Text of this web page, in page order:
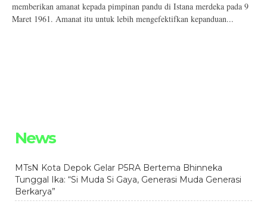
memberikan amanat kepada pimpinan pandu di Istana merdeka pada 9
Maret 1961. Amanat itu untuk lebih mengefektifkan kepanduan...
News
MTsN Kota Depok Gelar P5RA Bertema Bhinneka
Tunggal Ika: “Si Muda Si Gaya, Generasi Muda Generasi
Berkarya”